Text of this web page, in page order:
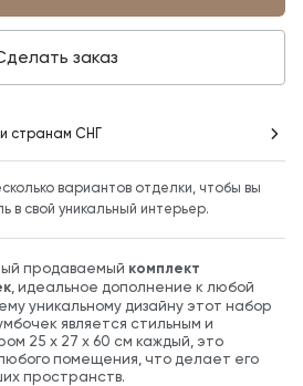
заказ
странам СНГ
вариантов отделки, чтобы вы
в свой уникальный интерьер.
продаваемый комплект
, идеальное дополнение к любой
уникальному дизайну этот набор
является стильным и
25 х 27 х 60 см каждый, это
помещения, что делает его
пространств.